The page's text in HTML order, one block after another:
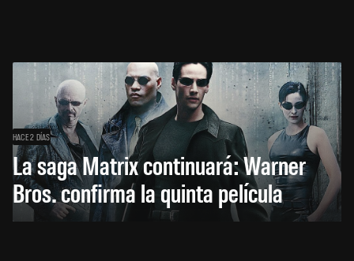
HACE 2 DÍAS
La saga Matrix continuará: Warner
Bros. confirma la quinta película